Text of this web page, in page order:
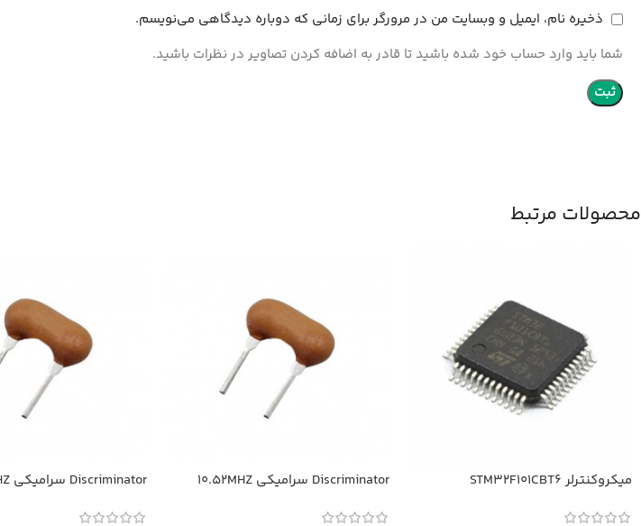
ذخیره نام، ایمیل و وبسایت من در مرورگر برای زمانی که دوباره دیدگاهی می‌نویسم.
شما باید وارد حساب خود شده باشید تا قادر به اضافه کردن تصاویر در نظرات باشید.
محصولات مرتبط
میکروکنترلر STM32F101CBT6 Discriminator سرامیکی 10.52MHZ Discriminator سرامیکی 10.52MHZ